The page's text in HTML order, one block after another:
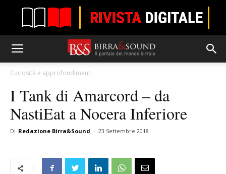
Curiosità e approfondimenti
I Tank di Amarcord – da
NastiEat a Nocera Inferiore
Di Redazione Birra&Sound - 23 Settembre 2018